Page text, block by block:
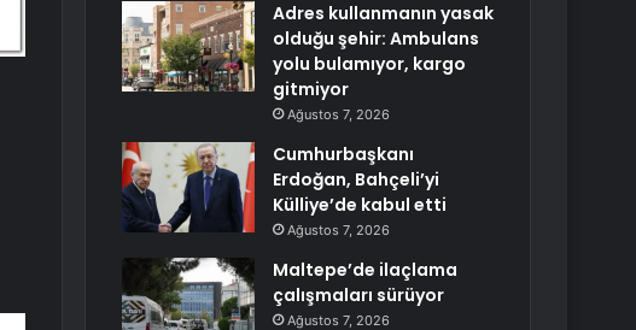
Adres kullanmanın yasak
olduğu şehir: Ambulans
yolu bulamıyor, kargo
gitmiyor
Ağustos 7, 2026
Cumhurbaşkanı
Erdoğan, Bahçeli’yi
Külliye’de kabul etti
Ağustos 7, 2026
Maltepe’de ilaçlama
çalışmaları sürüyor
Ağustos 7, 2026